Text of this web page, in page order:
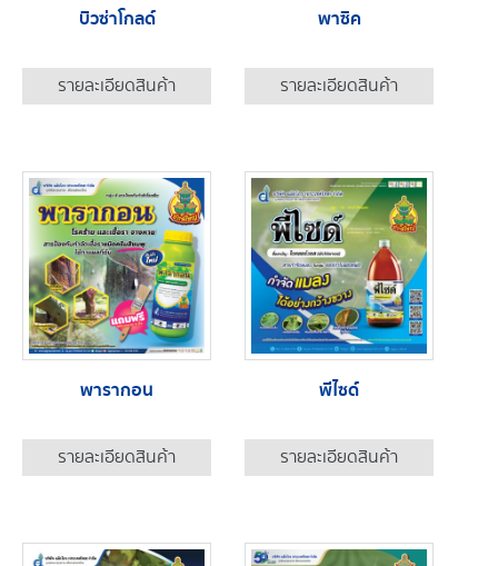
บิวซ่าโกลด์
รายละเอียดสินค้า
พาซิค
รายละเอียดสินค้า
พารากอน
รายละเอียดสินค้า
พีไซด์
รายละเอียดสินค้า